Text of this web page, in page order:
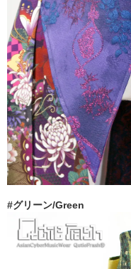
#グリーン/Green